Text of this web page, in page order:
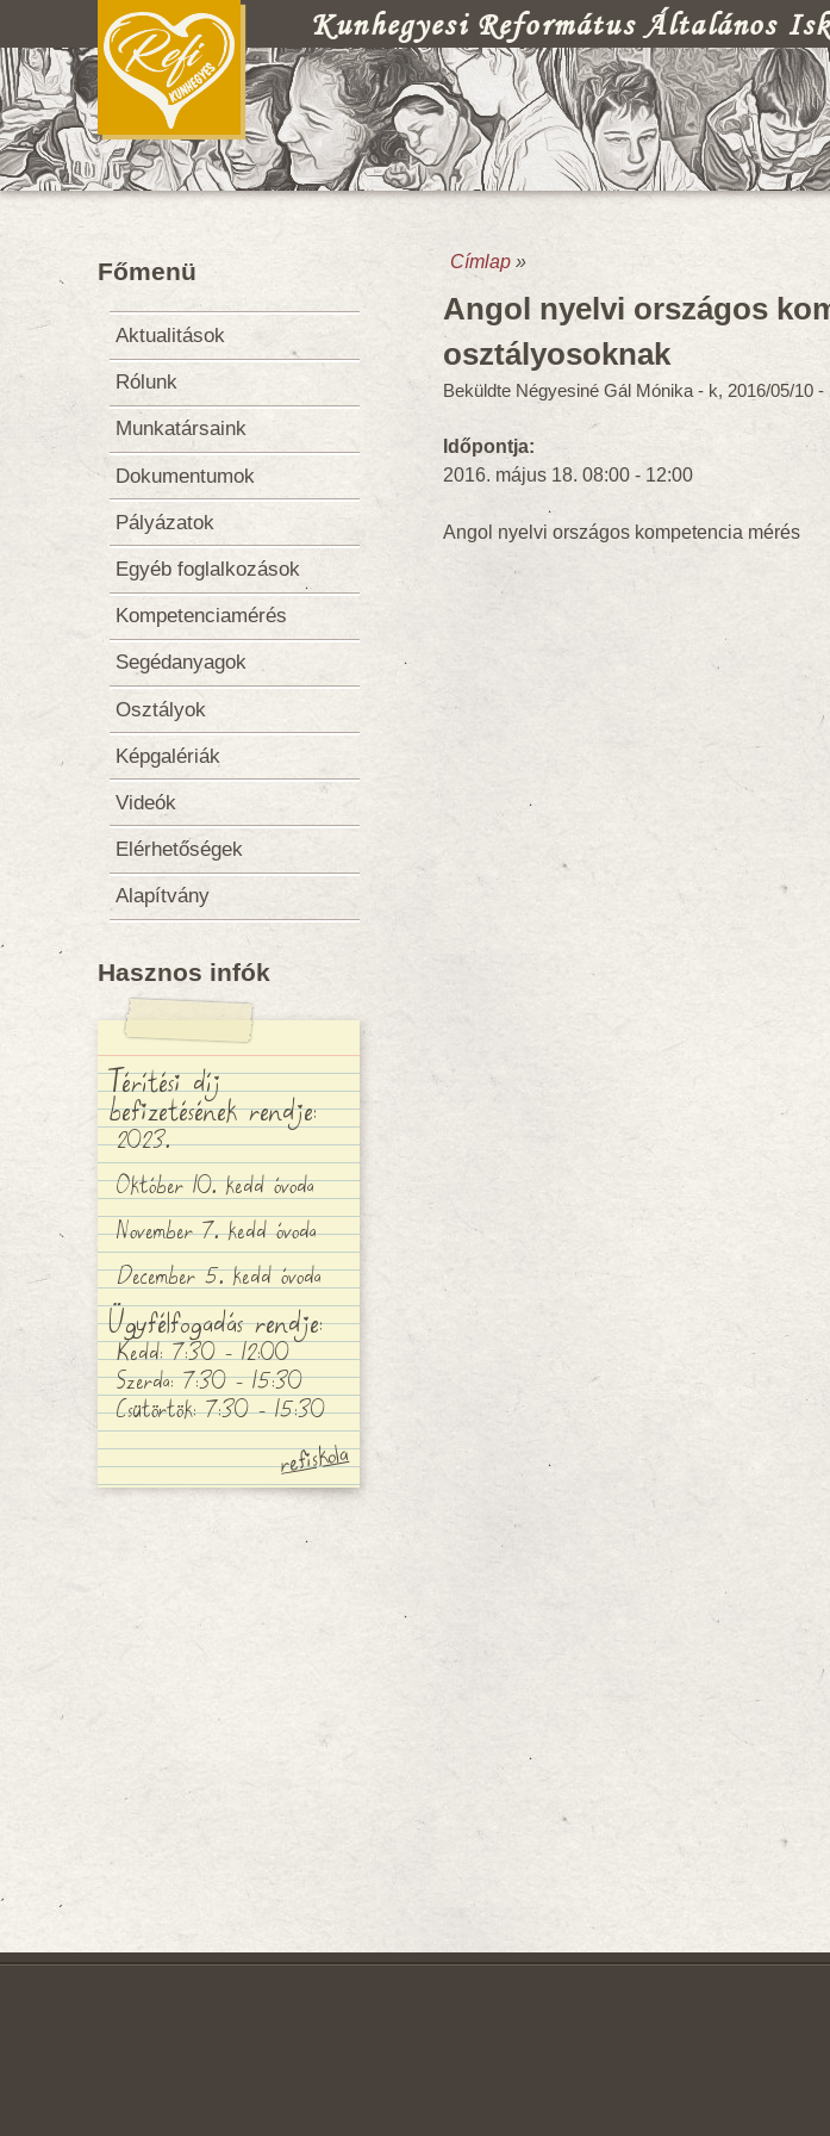
Kunhegyesi Református Általános
Jelenlegi hely
Címlap »
Angol nyelvi országos
osztályosoknak
Beküldte Négyesiné Gál Mónika - k, 2016/05/10 -
Időpontja:
2016. május 18. 08:00 - 12:00
Angol nyelvi országos kompetencia mérés
Főmenü
Aktualitások
Rólunk
Munkatársaink
Dokumentumok
Pályázatok
Egyéb foglalkozások
Kompetenciamérés
Segédanyagok
Osztályok
Képgalériák
Videók
Elérhetőségek
Alapítvány
Hasznos infók
Térítési díj
befizetésének rendje:
2023.
Október 10. kedd óvoda
November 7. kedd óvoda
December 5. kedd óvoda
Ügyfélfogadás rendje:
Kedd: 7:30 - 12:00
Szerda: 7:30 - 15:30
Csütörtök: 7:30 - 15:30